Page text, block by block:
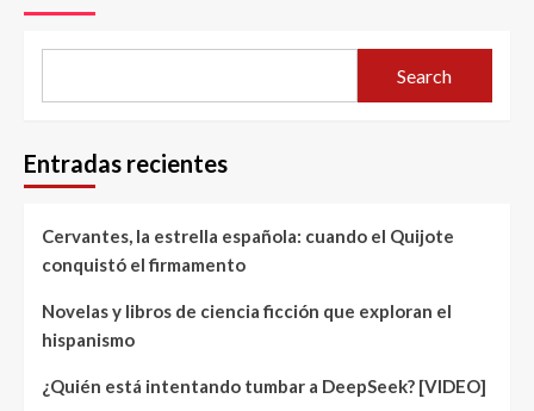
Search
Entradas recientes
Cervantes, la estrella española: cuando el Quijote
conquistó el firmamento
Novelas y libros de ciencia ficción que exploran el
hispanismo
¿Quién está intentando tumbar a DeepSeek? [VIDEO]